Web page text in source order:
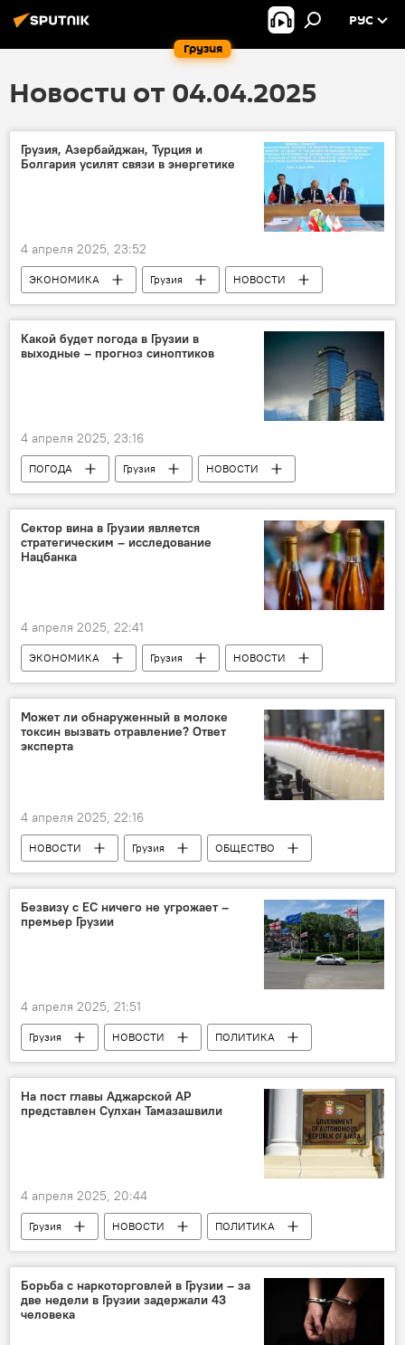
Грузия
РУС
Новости от 04.04.2025
Грузия, Азербайджан, Турция и
Болгария усилят связи в энергетике
4 апреля 2025, 23:52
ЭКОНОМИКА Грузия
НОВОСТИ
Азербайджан
Турция
Болгария
Энергетика Грузии
Какой будет погода в Грузии в
выходные – прогноз синоптиков
4 апреля 2025, 23:16
ПОГОДА Грузия
НОВОСТИ
Западная Грузия
Восточная Грузия
Национальное агентство окружающей среды
Прогноз погоды в Грузии
Сектор вина в Грузии является
стратегическим – исследование
Нацбанка
4 апреля 2025, 22:41
ЭКОНОМИКА Грузия
НОВОСТИ
Национальное агентство вина
Национальный банк Грузии
Грузинское вино
Натия Турнава
Может ли обнаруженный в молоке
токсин вызвать отравление? Ответ
эксперта
4 апреля 2025, 22:16
НОВОСТИ Грузия
ОБЩЕСТВО
Азербайджан
Национальный центр по контролю заболеваний
Молоко
Безвизу с ЕС ничего не угрожает –
премьер Грузии
4 апреля 2025, 21:51
Грузия НОВОСТИ
ПОЛИТИКА
Ираклий Кобахидзе
Маргус Цахкна
Грузия - Евросоюз
На пост главы Аджарской АР
представлен Сулхан Тамазашвили
4 апреля 2025, 20:44
Грузия НОВОСТИ
ПОЛИТИКА
Аджария
Торнике Рижвадзе
Михаил Кавелашвили
Борьба с наркоторговлей в Грузии – за
две недели в Грузии задержали 43
человека